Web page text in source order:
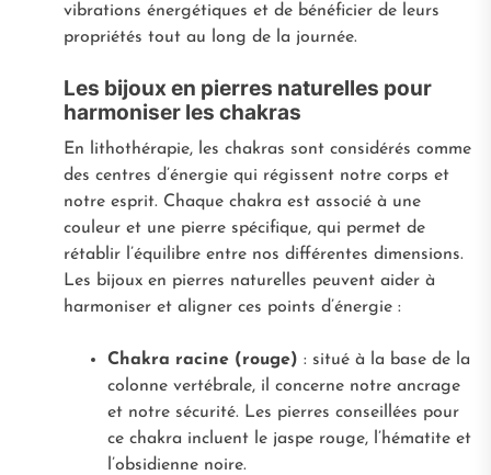
vibrations énergétiques et de bénéficier de leurs
propriétés tout au long de la journée.
Les bijoux en pierres naturelles pour
harmoniser les chakras
En lithothérapie, les chakras sont considérés comme
des centres d’énergie qui régissent notre corps et
notre esprit. Chaque chakra est associé à une
couleur et une pierre spécifique, qui permet de
rétablir l’équilibre entre nos différentes dimensions.
Les bijoux en pierres naturelles peuvent aider à
harmoniser et aligner ces points d’énergie :
Chakra racine (rouge) : situé à la base de la
colonne vertébrale, il concerne notre ancrage
et notre sécurité. Les pierres conseillées pour
ce chakra incluent le jaspe rouge, l’hématite et
l’obsidienne noire.